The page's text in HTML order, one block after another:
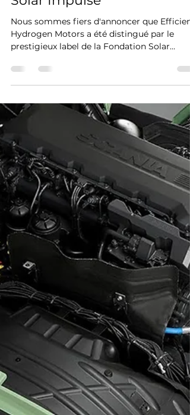
10 mars 2024
1 min de lecture
Efficient Hydrogen Motors :
Labellisé par la Fondation
Solar Impulse
Nous sommes fiers d'annoncer que Efficient
prestigieux label de la Fondation Solar